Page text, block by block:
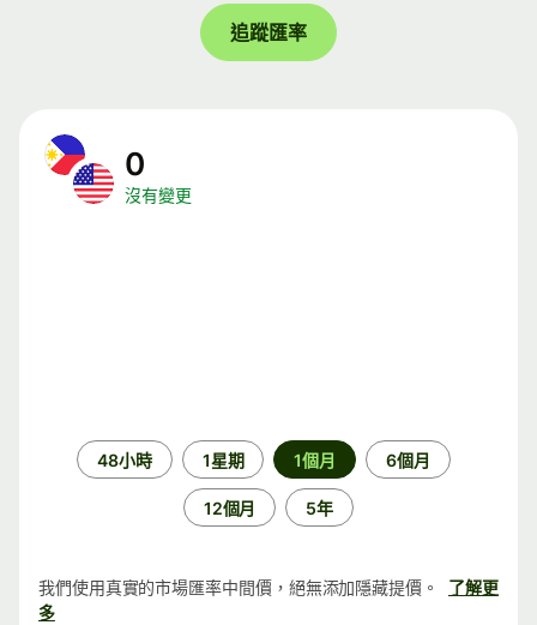
追蹤匯率
0
沒有變更
48小時 1星期 1個月 6個月
12個月 5年
我們使用真實的市場匯率中間價，絕無添加隱藏提價。
了解更
多